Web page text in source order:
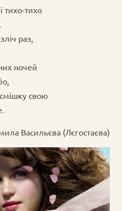
і тихо-тихо
раз,
ночей
свою
Васильєва (Лєгостаєва)